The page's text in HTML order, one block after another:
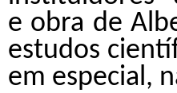
e obra de
estudos
em especial,